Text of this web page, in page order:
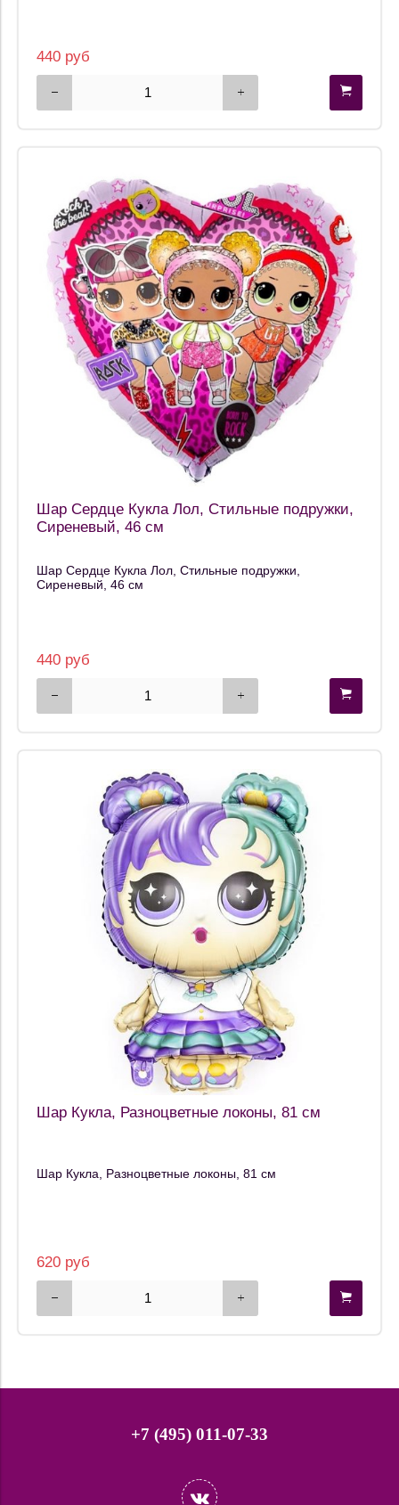
440 руб
Шар Сердце Кукла Лол, Стильные подружки,
Сиреневый, 46 см
Шар Сердце Кукла Лол, Стильные подружки,
Сиреневый, 46 см
440 руб
Шар Кукла, Разноцветные локоны, 81 см
Шар Кукла, Разноцветные локоны, 81 см
620 руб
+7 (495) 011-07-33